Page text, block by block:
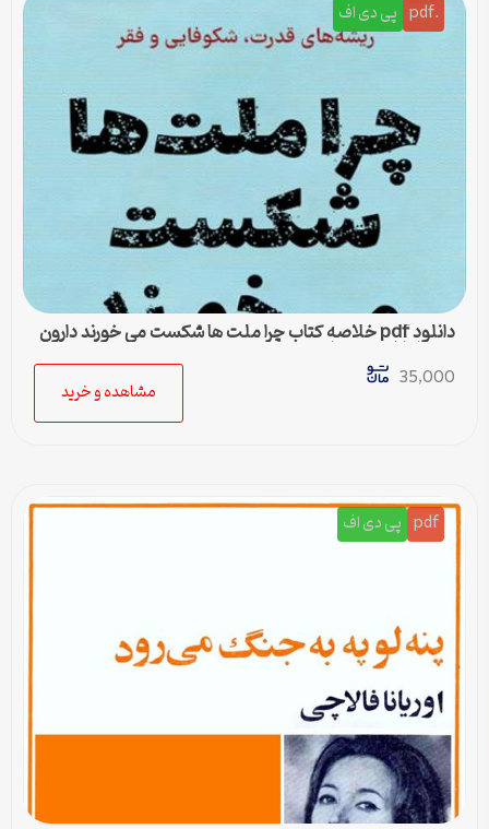
.pdf پی دی اف
دانلود pdf خلاصه کتاب چرا ملت ها شکست می خورند دارون
عجم اوغلو جیمز رابینسن
35,000
مشاهده و خرید
pdf پی دی اف